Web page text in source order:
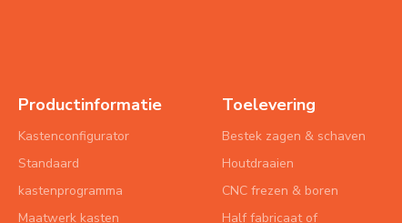
Productinformatie
Kastenconfigurator
Standaard
kastenprogramma
Maatwerk kasten
Toelevering
Bestek zagen & schaven
Houtdraaien
CNC frezen & boren
Half fabricaat of